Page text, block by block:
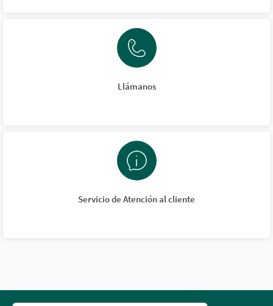
Llámanos
Servicio de Atención al cliente